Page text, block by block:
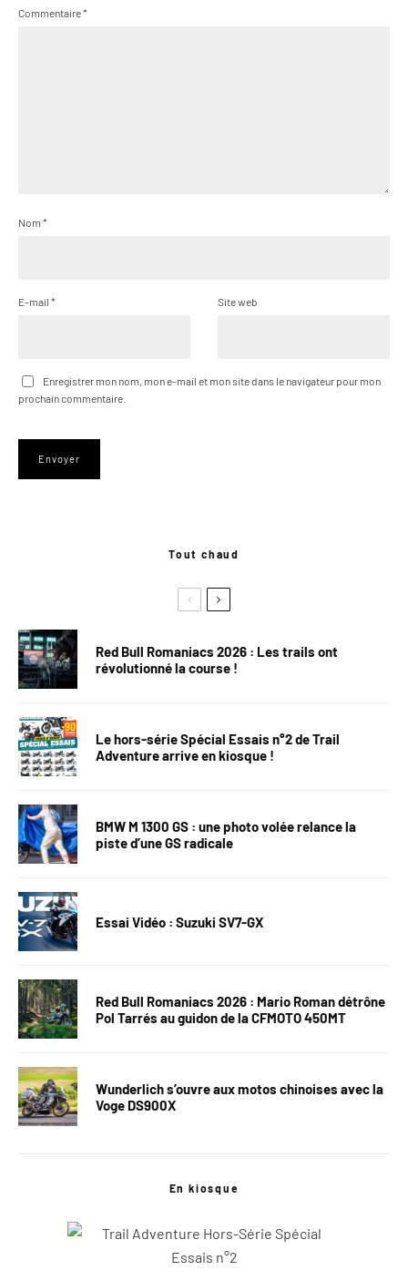
Commentaire*
Nom *
E-mail * Site web
Enregistrer mon nom, mon e-mail et mon site dans le navigateur pour mon
prochain commentaire.
Tout chaud
Red Bull Romaniacs 2026 : Les trails ont
révolutionné la course !
Le hors-série Spécial Essais n°2 de Trail
Adventure arrive en kiosque !
BMW M 1300 GS : une photo volée relance la
piste d’une GS radicale
Essai Vidéo : Suzuki SV7-GX
Red Bull Romaniacs 2026 : Mario Roman détrône
Pol Tarrés au guidon de la CFMOTO 450MT
Wunderlich s’ouvre aux motos chinoises avec la
Voge DS900X
En kiosque